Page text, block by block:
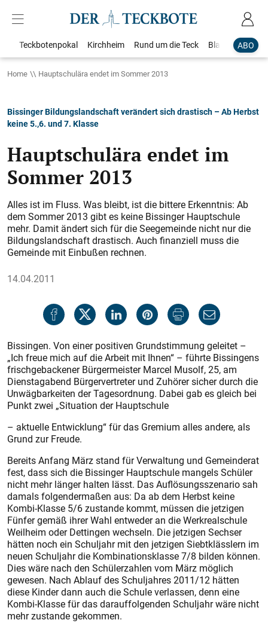
ABO
Teckbotenpokal Kirchheim Rund um die Teck Blaulicht
Home Hauptschulära endet im Sommer 2013
Bissinger Bildungslandschaft verändert sich drastisch – Ab Herbst
keine 5.,6. und 7. Klasse
Hauptschulära endet im
Sommer 2013
Alles ist im Fluss. Was bleibt, ist die bittere Erkenntnis: Ab
dem Sommer 2013 gibt es keine Bissinger Hauptschule
mehr. Damit ändert sich für die Seegemeinde nicht nur die
Bildungslandschaft drastisch. Auch finanziell muss die
Gemeinde mit Einbußen rechnen.
14.04.2011
Bissingen. Von einer positiven Grundstimmung geleitet –
„Ich freue mich auf die Arbeit mit Ihnen“ – führte Bissingens
frischgebackener Bürgermeister Marcel Musolf, 25, am
Dienstagabend Bürgervertreter und Zuhörer sicher durch die
Unwägbarkeiten der Tagesordnung. Dabei gab es gleich bei
Punkt zwei „Situation der Hauptschule
– aktuelle Entwicklung“ für das Gremium alles andere, als
Grund zur Freude.
Bereits Anfang März stand für Verwaltung und Gemeinderat
fest, dass sich die Bissinger Hauptschule mangels Schüler
nicht mehr länger halten lässt. Das Auflösungsszenario sah
damals folgendermaßen aus: Da ab dem Herbst keine
Kombi-Klasse 5/6 zustande kommt, müssen die jetzigen
Fünfer gemäß ihrer Wahl entweder an die Werkrealschule
Weilheim oder Dettingen wechseln. Die jetzigen Sechser
hätten noch ein Schuljahr mit den jetzigen Siebtklässlern im
neuen Schuljahr die Kombinationsklasse 7/8 bilden können.
Dies wäre nach den Schülerzahlen vom März möglich
gewesen. Nach Ablauf des Schuljahres 2011/12 hätten
diese Kinder dann auch die Schule verlassen, denn eine
Kombi-Klasse für das darauffolgenden Schuljahr wäre nicht
mehr zustande gekommen.